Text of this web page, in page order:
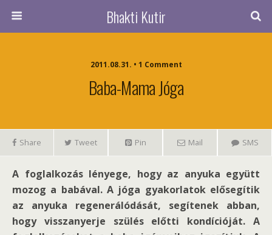
Bhakti Kutir
2011.08.31. • 1 Comment
Baba-Mama Jóga
Share Tweet Pin Mail SMS
A foglalkozás lényege, hogy az anyuka együtt
mozog a babával. A jóga gyakorlatok elősegítik
az anyuka regenerálódását, segítenek abban,
hogy visszanyerje szülés előtti kondícióját. A